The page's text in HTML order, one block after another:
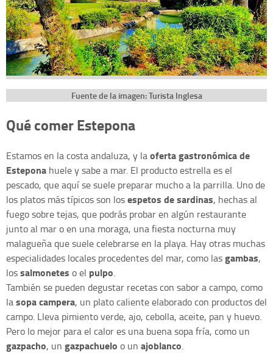
Fuente de la imagen: Turista Inglesa
Qué comer Estepona
Estamos en la costa andaluza, y laoferta gastronómica de
Estepona huele y sabe a mar. El producto estrella es el
pescado, que aquí se suele preparar mucho a la parrilla. Uno de
los platos más típicos son losespetos de sardinas, hechas al
fuego sobre tejas, que podrás probar en algún restaurante
junto al mar o en una moraga, una fiesta nocturna muy
malagueña que suele celebrarse en la playa. Hay otras muchas
especialidades locales procedentes del mar, como lasgambas,
lossalmonetes o el pulpo.
También se pueden degustar recetas con sabor a campo, como
lasopa campera, un plato caliente elaborado con productos del
campo. Lleva pimiento verde, ajo, cebolla, aceite, pan y huevo.
Pero lo mejor para el calor es una buena sopa fría, como un
gazpacho, un gazpachuelo o un ajoblanco.